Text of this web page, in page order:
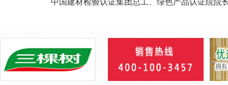
中国建材检验认证集团总工、绿色产品认证院院